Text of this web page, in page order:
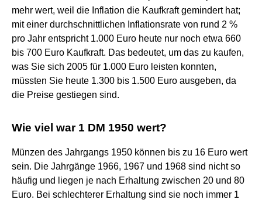
mehr wert, weil die Inflation die Kaufkraft gemindert hat;
mit einer durchschnittlichen Inflationsrate von rund 2 %
pro Jahr entspricht 1.000 Euro heute nur noch etwa 660
bis 700 Euro Kaufkraft. Das bedeutet, um das zu kaufen,
was Sie sich 2005 für 1.000 Euro leisten konnten,
müssten Sie heute 1.300 bis 1.500 Euro ausgeben, da
die Preise gestiegen sind.
Wie viel war 1 DM 1950 wert?
Münzen des Jahrgangs 1950 können bis zu 16 Euro wert
sein. Die Jahrgänge 1966, 1967 und 1968 sind nicht so
häufig und liegen je nach Erhaltung zwischen 20 und 80
Euro. Bei schlechterer Erhaltung sind sie noch immer 1